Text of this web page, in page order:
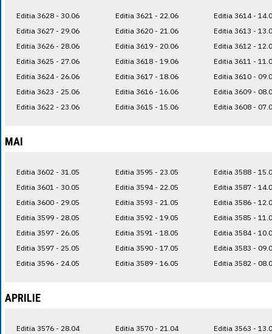
Editia 3628 - 30.06
Editia 3627 - 29.06
Editia 3626 - 28.06
Editia 3625 - 27.06
Editia 3624 - 26.06
Editia 3623 - 25.06
Editia 3622 - 23.06
Editia 3621 - 22.06
Editia 3620 - 21.06
Editia 3619 - 20.06
Editia 3618 - 19.06
Editia 3617 - 18.06
Editia 3616 - 16.06
Editia 3615 - 15.06
Editia 3614 -
Editia 3613 -
Editia 3612 -
Editia 3611 -
Editia 3610 -
Editia 3609 -
Editia 3608 -
MAI
Editia 3602 - 31.05
Editia 3601 - 30.05
Editia 3600 - 29.05
Editia 3599 - 28.05
Editia 3597 - 26.05
Editia 3597 - 25.05
Editia 3596 - 24.05
Editia 3595 - 23.05
Editia 3594 - 22.05
Editia 3593 - 21.05
Editia 3592 - 19.05
Editia 3591 - 18.05
Editia 3590 - 17.05
Editia 3589 - 16.05
Editia 3588 -
Editia 3587 -
Editia 3586 -
Editia 3585 -
Editia 3584 -
Editia 3583 -
Editia 3582 -
APRILIE
Editia 3576 - 28.04 Editia 3570 - 21.04 Editia 3563 -